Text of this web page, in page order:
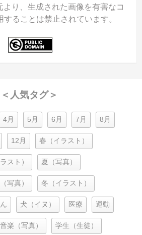
より、生成された画像を有害なコ
ることは禁止されています。
＜人気タグ＞
4月 5月 6月 7月 8月
12月 春（イラスト）
スト） 夏（写真）
写真） 冬（イラスト）
犬（イヌ） 医療 運動
音楽（写真） 学生（生徒）